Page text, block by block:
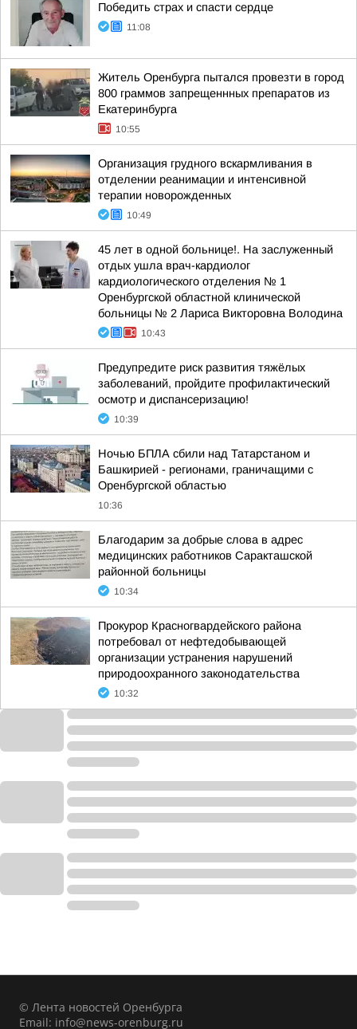
Победить страх и спасти сердце
11:08
Житель Оренбурга пытался провезти в город
800 граммов запрещеннных препаратов из
Екатеринбурга
10:55
Организация грудного вскармливания в
отделении реанимации и интенсивной
терапии новорожденных
10:49
45 лет в одной больнице!. На заслуженный
отдых ушла врач-кардиолог
кардиологического отделения № 1
Оренбургской областной клинической
больницы № 2 Лариса Викторовна Володина
10:43
Предупредите риск развития тяжёлых
заболеваний, пройдите профилактический
осмотр и диспансеризацию!
10:39
Ночью БПЛА сбили над Татарстаном и
Башкирией - регионами, граничащими с
Оренбургской областью
10:36
Благодарим за добрые слова в адрес
медицинских работников Саракташской
районной больницы
10:34
Прокурор Красногвардейского района
потребовал от нефтедобывающей
организации устранения нарушений
природоохранного законодательства
10:32
© Лента новостей Оренбурга
Email: info@news-orenburg.ru